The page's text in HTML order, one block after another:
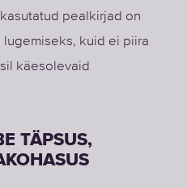
pealkirjad on
kuid ei piira
käesolevaid
TÄPSUS,